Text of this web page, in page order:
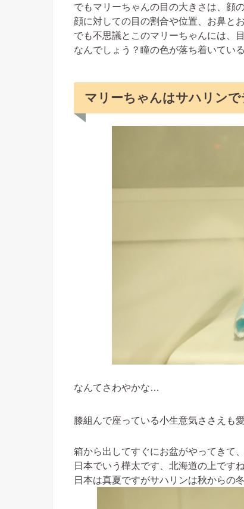
でもマリーちゃんの目の大きさは、顔
顔に対しての目の割合や位置、お鼻と
でも不思議とこのマリーちゃんには、
なんでしょう？瞳の色が落ち着いてい
マリーちゃんはサハリンで
なんてさわやかな…
膝組んで座っている小生意気ささえも
箱から出してすぐにお盆がやってきて
日本でいう樺太です、北海道の上です
日本は真夏ですがサハリンは秋からの